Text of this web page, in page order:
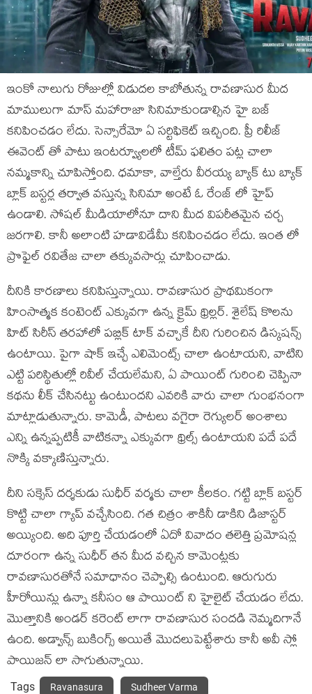
ఇంకో నాలుగు రోజుల్లో విడుదల కాబోతున్న రావణాసుర మీద
మాములుగా మాస్ మహారాజా సినిమాకుండాల్సిన హై బజ్
కనిపించడం లేదు. సెన్సారేమో ఏ సర్టిఫికెట్ ఇచ్చింది. ప్రీ రిలీజ్
ఈవెంట్ తో పాటు ఇంటర్వ్యూలలో టీమ్ ఫలితం పట్ల చాలా
నమ్మకాన్ని చూపిస్తోంది. ధమాకా, వాల్తేరు వీరయ్య బ్యాక్ టు బ్యాక్
బ్లాక్ బస్టర్ల తర్వాత వస్తున్న సినిమా అంటే ఓ రేంజ్ లో హైప్
ఉండాలి. సోషల్ మీడియాలోనూ దాని మీద విపరీతమైన చర్చ
జరగాలి. కానీ అలాంటి హడావిడేమీ కనిపించడం లేదు. ఇంత లో
ప్రొఫైల్ రవితేజ చాలా తక్కువసార్లు చూపించాడు.
దీనికి కారణాలు కనిపిస్తున్నాయి. రావణాసుర ప్రాథమికంగా
హింసాత్మక కంటెంట్ ఎక్కువగా ఉన్న క్రైమ్ థ్రిల్లర్. శైలేష్ కొలను
హిట్ సిరీస్ తరహాలో పబ్లిక్ టాక్ వచ్చాకే దీని గురించిన డిస్కషన్స్
ఉంటాయి. పైగా షాక్ ఇచ్చే ఎలిమెంట్స్ చాలా ఉంటాయని, వాటిని
ఎట్టి పరిస్థితుల్లో రివీల్ చేయలేమని, ఏ పాయింట్ గురించి చెప్పినా
కథను లీక్ చేసినట్టు ఉంటుందని ఎవరికి వారు చాలా గుంభనంగా
మాట్లాడుతున్నారు. కామెడీ, పాటలు వగైరా రెగ్యులర్ అంశాలు
ఎన్ని ఉన్నప్పటికీ వాటికన్నా ఎక్కువగా థ్రిల్స్ ఉంటాయని పదే పదే
నొక్కి వక్కాణిస్తున్నారు.
దీని సక్సెస్ దర్శకుడు సుధీర్ వర్మకు చాలా కీలకం. గట్టి బ్లాక్ బస్టర్
కొట్టి చాలా గ్యాప్ వచ్చేసింది. గత చిత్రం శాకినీ డాకిని డిజాస్టర్
అయ్యింది. అది పూర్తి చేయడంలో ఏదో వివాదం తలెత్తి ప్రమోషన్ల
దూరంగా ఉన్న సుధీర్ తన మీద వచ్చిన కామెంట్లకు
రావణాసురతోనే సమాధానం చెప్పాల్సి ఉంటుంది. ఆరుగురు
హీరోయిన్లు ఉన్నా కనీసం ఆ పాయింట్ ని హైలైట్ చేయడం లేదు.
మొత్తానికి అండర్ కరెంట్ లాగా రావణాసుర సందడి నెమ్మదిగానే
ఉంది. అడ్వాన్స్ బుకింగ్స్ అయితే మొదలుపెట్టేశారు కానీ అవీ స్లో
పాయిజన్ లా సాగుతున్నాయి.
Tags Ravanasura Sudheer Varma